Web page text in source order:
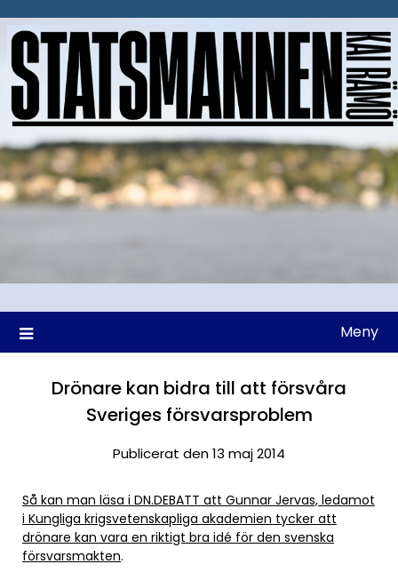
till
Meny
Drönare kan bidra till att försvåra
Sveriges försvarsproblem
Publicerat den 13 maj 2014
Så kan man läsa i DN.DEBATT att Gunnar Jervas, ledamot
i Kungliga krigsvetenskapliga akademien tycker att
drönare kan vara en riktigt bra idé för den svenska
försvarsmakten.